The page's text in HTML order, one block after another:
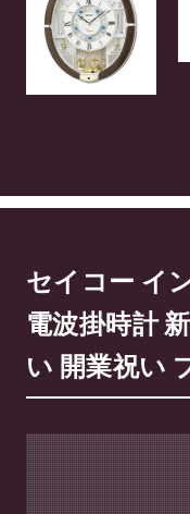
セイコー イ
電波掛時計
い 開業祝い